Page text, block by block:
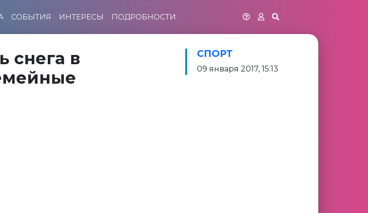
СОБЫТИЯ ИНТЕРЕСЫ ПОДРОБНОСТИ
снега в
СПОРТ
09 января 2017, 15:13